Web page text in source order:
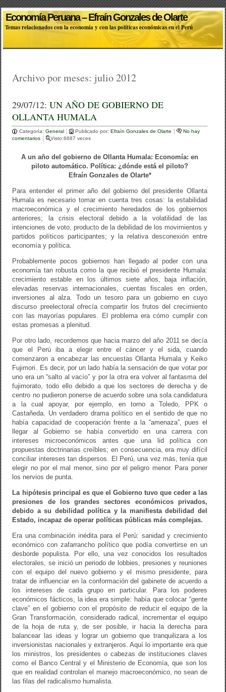
Economía Peruana – Efraín Gonzales de Olarte
Temas relacionados con la economía y con las políticas económicas en el Perú
Archivo por meses: julio 2012
29/07/12:UN AÑO DE GOBIERNO DE
OLLANTA HUMALA
Categoría:General Publicado por:Efraín Gonzales de Olarte
No hay
comentarios
Visto:6687 veces
A un año del gobierno de Ollanta Humala: Economía: en
piloto automático. Política: ¿dónde está el piloto?
Efraín Gonzales de Olarte*
Para entender el primer año del gobierno del presidente Ollanta
Humala es necesario tomar en cuenta tres cosas: la estabilidad
macroeconómica y el crecimiento heredados de los gobiernos
anteriores; la crisis electoral debido a la volatilidad de las
intenciones de voto, producto de la debilidad de los movimientos y
partidos políticos participantes; y la relativa desconexión entre
economía y política.
Probablemente pocos gobiernos han llegado al poder con una
economía tan robusta como la que recibió el presidente Humala:
crecimiento estable en los últimos siete años, baja inflación,
elevadas reservas internacionales, cuentas fiscales en orden,
inversiones al alza. Todo un tesoro para un gobierno en cuyo
discurso preelectoral ofrecía compartir los frutos del crecimiento
con las mayorías populares. El problema era cómo cumplir con
estas promesas a plenitud.
Por otro lado, recordemos que hacia marzo del año 2011 se decía
que el Perú iba a elegir entre el cáncer y el sida, cuando
comenzaron a encabezar las encuestas Ollanta Humala y Keiko
Fujimori. Es decir, por un lado había la sensación de que votar por
uno era un “salto al vacío” y por la otra era volver al fantasma del
fujimorato, todo ello debido a que los sectores de derecha y de
centro no pudieron ponerse de acuerdo sobre una sola candidatura
a la cual apoyar, por ejemplo, en torno a Toledo, PPK o
Castañeda. Un verdadero drama político en el sentido de que no
había capacidad de cooperación frente a la “amenaza”, pues el
llegar al Gobierno se había convertido en una carrera con
intereses microeconómicos antes que una lid política con
propuestas doctrinarias creíbles; en consecuencia, era muy difícil
conciliar intereses tan dispersos. El Perú, una vez más, tenía que
elegir no por el mal menor, sino por el peligro menor. Para poner
los nervios de punta.
La hipótesis principal es que el Gobierno tuvo que ceder a las
presiones de los grandes sectores económicos privados,
debido a su debilidad política y la manifiesta debilidad del
Estado, incapaz de operar políticas públicas más complejas.
Era una combinación inédita para el Perú: sanidad y crecimiento
económico con zafarrancho político que podía convertirse en un
desborde populista. Por ello, una vez conocidos los resultados
electorales, se inició un periodo de lobbies, presiones y reuniones
con el equipo del nuevo gobierno y el mismo presidente, para
tratar de influenciar en la conformación del gabinete de acuerdo a
los intereses de cada grupo en particular. Para los poderes
económicos fácticos, la idea era simple: había que colocar “gente
clave” en el gobierno con el propósito de reducir el equipo de la
Gran Transformación, considerado radical, incrementar el equipo
de la hoja de ruta y, de ser posible, ir hacia la derecha para
balancear las ideas y lograr un gobierno que tranquilizara a los
inversionistas nacionales y extranjeros. Aquí lo importante era que
los ministros, los presidentes o cabezas de instituciones claves
como el Banco Central y el Ministerio de Economía, que son los
que en realidad controlan el manejo macroeconómico, no sean de
las filas del radicalismo humalista.